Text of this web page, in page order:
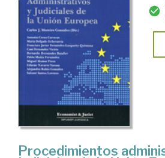
Procedimientos